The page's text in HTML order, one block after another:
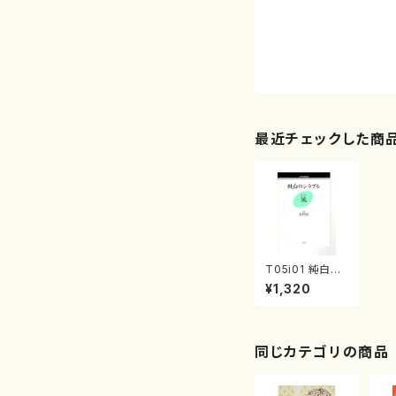
最近チェックした商
T05i01 純白の
シラブル 第１
部 Ⅰ.風（女声
¥1,320
同じカテゴリの商品